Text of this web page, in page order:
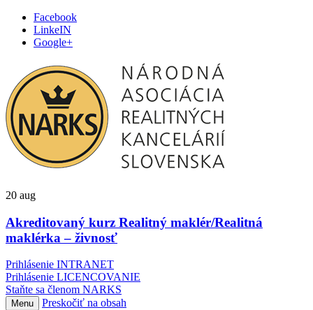
Facebook
LinkeIN
Google+
20 aug
Akreditovaný kurz Realitný maklér/Realitná
maklérka – živnosť
Prihlásenie INTRANET
Prihlásenie LICENCOVANIE
Staňte sa členom NARKS
Menu Preskočiť na obsah